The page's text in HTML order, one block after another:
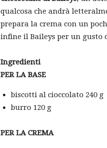
qualcosa che andrà
prepara la crema con un
infine il Baileys per un gusto
Ingredienti
PER LA BASE
biscotti al cioccolato 240 g
burro 120 g
PER LA CREMA